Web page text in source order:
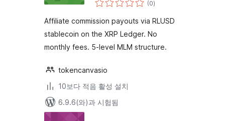
Commissions
(0체
점
)
Affiliate commission payouts via RLUSD
stablecoin on the XRP Ledger. No
monthly fees. 5-level MLM structure.
tokencanvasio
10보다 적음 활성 설치
6.9.6(와)과 시험됨